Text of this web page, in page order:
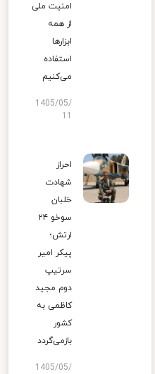
امنیت ملی
از همه
ابزارها
استفاده
می‌کنیم
1405/05/
احراز
شهادت
خلبان
سوخو ۲۴
ارتش؛
پیکر امیر
سرتیپ
دوم مجید
کاظمی به
کشور
بازمی‌گردد
1405/05/